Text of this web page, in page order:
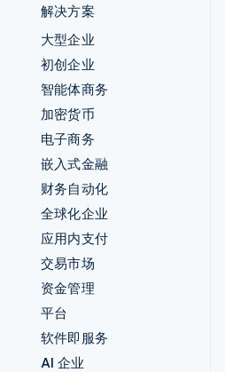
解决方案
大型企业
初创企业
智能体商务
加密货币
电子商务
嵌入式金融
财务自动化
全球化企业
应用内支付
交易市场
资金管理
平台
软件即服务
AI 企业